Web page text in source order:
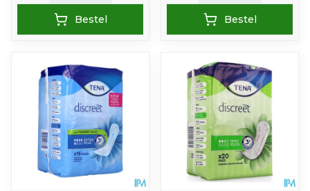
Bestel Bestel